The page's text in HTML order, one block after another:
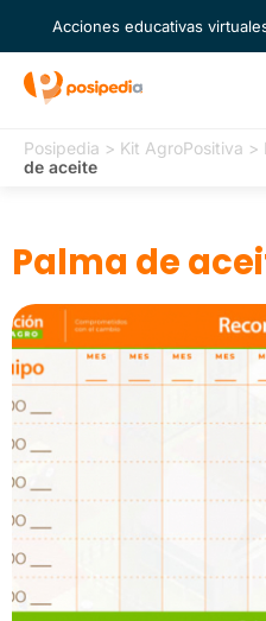
Acciones educativas
Posipedia > Kit AgroPositiva >
de aceite
Palma de